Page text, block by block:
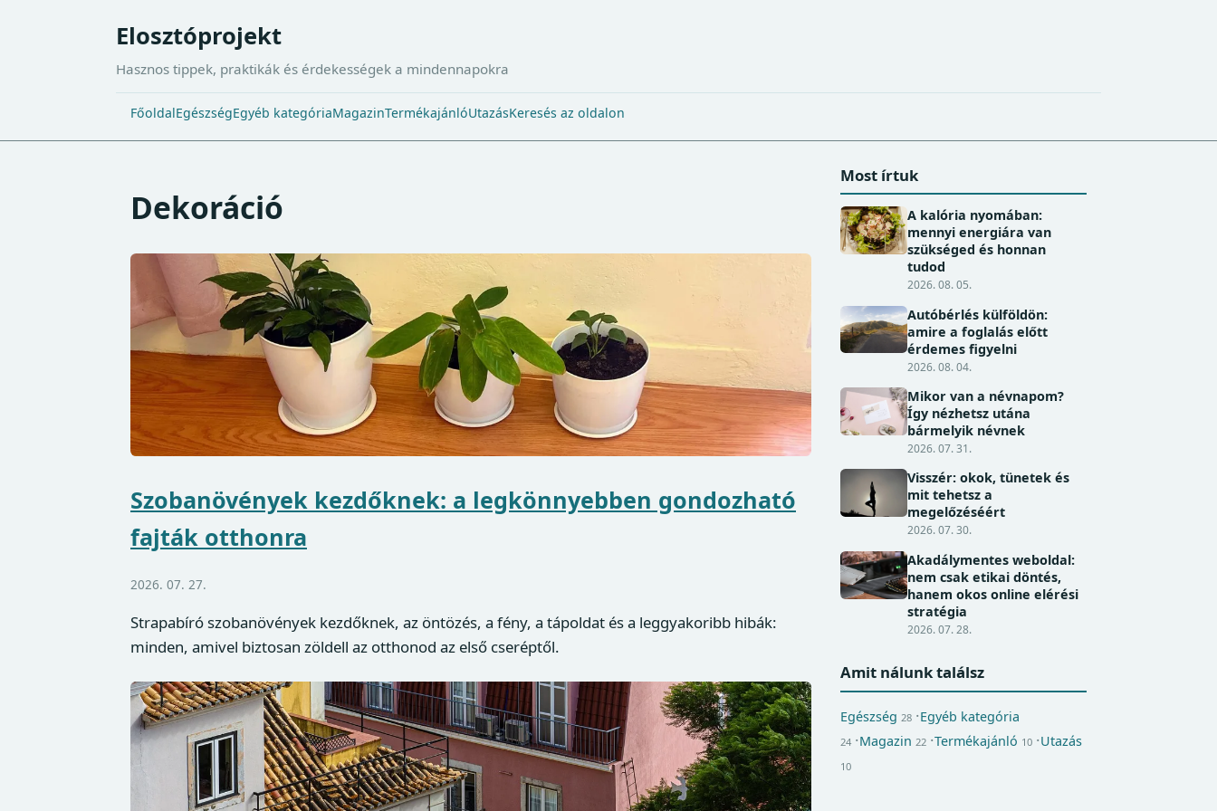
Elosztóprojekt
Hasznos tippek, praktikák és érdekességek a mindennapokra
FőoldalEgészségEgyéb kategóriaMagazinTermékajánlóUtazásKeresés az oldalon
Dekoráció
Szobanövények kezdőknek: a legkönnyebben gondozható
fajták otthonra
2026. 07. 27.
Strapabíró szobanövények kezdőknek, az öntözés, a fény, a tápoldat és a leggyakoribb hibák:
minden, amivel biztosan zöldell az otthonod az első cseréptől.
Most írtuk
A kalória nyomában:
mennyi energiára van
szükséged és honnan
tudod
2026. 08. 05.
Autóbérlés külföldön:
amire a foglalás előtt
érdemes figyelni
2026. 08. 04.
Mikor van a névnapom?
Így nézhetsz utána
bármelyik névnek
2026. 07. 31.
Visszér: okok, tünetek és
mit tehetsz a
megelőzéséért
2026. 07. 30.
Akadálymentes weboldal:
nem csak etikai döntés,
hanem okos online elérési
stratégia
2026. 07. 28.
Amit nálunk találsz
Egészség 28 Egyéb kategória
24 Magazin 22 Termékajánló 10 Utazás
10